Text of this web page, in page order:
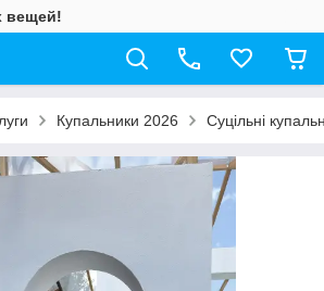
вещей!
Купальники 2026 Суцільні